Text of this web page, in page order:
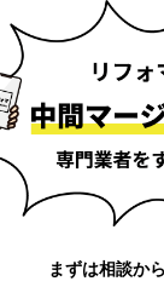
まずは相談から